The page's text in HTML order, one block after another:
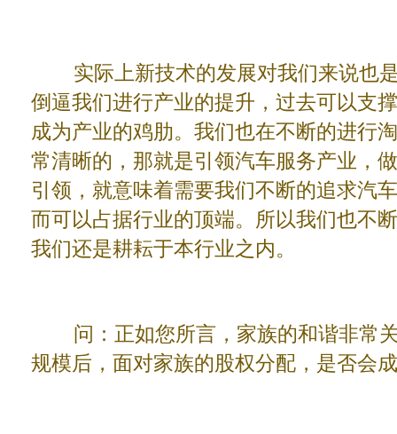
实际上新技术的发展对我们来说也是
倒逼我们进行产业的提升，过去可以支
成为产业的鸡肋。我们也在不断的进行
常清晰的，那就是引领汽车服务产业，
引领，就意味着需要我们不断的追求汽
而可以占据行业的顶端。所以我们也不
我们还是耕耘于本行业之内。
问：正如您所言，家族的和谐非常关
规模后，面对家族的股权分配，是否会